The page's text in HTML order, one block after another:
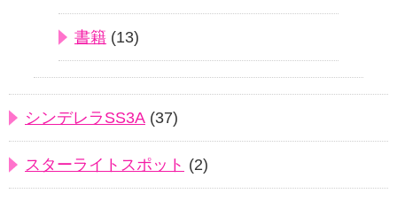
書籍 (13)
シンデレラSS3A (37)
スターライトスポット (2)